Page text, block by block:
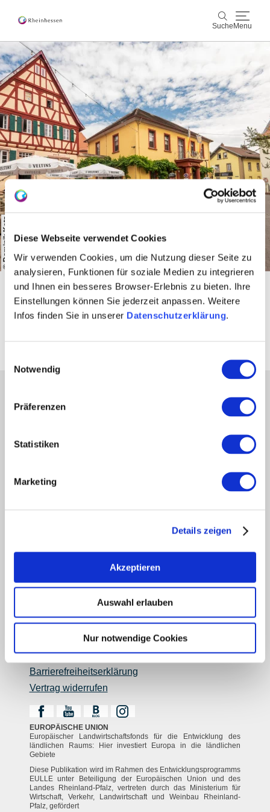
Diese Webseite verwendet Cookies
Wir verwenden Cookies, um die Nutzung dieser Seite zu
analysieren, Funktionen für soziale Medien zu integrieren
und Ihnen ein besseres Browser-Erlebnis zu bieten. Ihre
Einstellungen können Sie jederzeit anpassen. Weitere
Infos finden Sie in unserer Datenschutzerklärung.
Notwendig
Präferenzen
Statistiken
Marketing
Details zeigen
Akzeptieren
Auswahl erlauben
Nur notwendige Cookies
Suche Menu
Suche
Wein & Genuss
Aktiv & Natur
Kultur & Städte
Veranstaltungen
© Dominik Ketz
Startseite Aktiv & Natur Radfahren Tourentipps
An Bächen und Tälern
Login Weinwirtschaft
Mediendatenbank Rheinhessen
Region Rheinhessen
Regionalentwicklung
Kontakt
Impressum
Barrierefreiheitserklärung
Vertrag widerrufen
EUROPÄISCHE UNION
Europäischer Landwirtschaftsfonds für die Entwicklung des
ländlichen Raums: Hier investiert Europa in die ländlichen
Gebiete
Diese Publikation wird im Rahmen des Entwicklungsprogramms
EULLE unter Beteiligung der Europäischen Union und des
Landes Rheinland-Pfalz, vertreten durch das Ministerium für
Wirtschaft, Verkehr, Landwirtschaft und Weinbau Rheinland-
Pfalz, gefördert